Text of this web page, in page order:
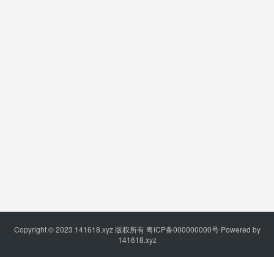
Copyright © 2023 141618.xyz版权所有粤ICP备000000000号Powered by
141618.xyz